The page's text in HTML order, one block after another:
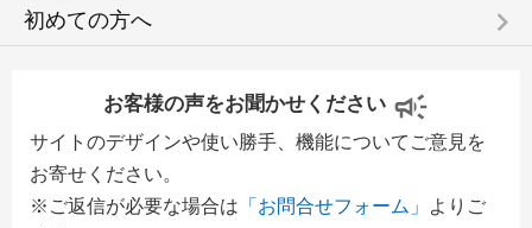
初めての方へ keyboard_arrow_right
お客様の声をお聞かせください
サイトのデザインや使い勝手、機能についてご意見を
お寄せください。
※ご返信が必要な場合は 「お問合せフォーム」
よりご